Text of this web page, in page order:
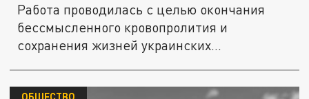
Работа проводилась с целью окончания
бессмысленного кровопролития и
сохранения жизней украинских...
ОБЩЕСТВО